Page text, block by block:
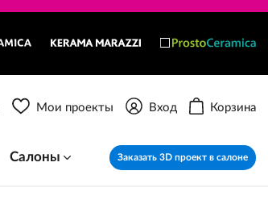
Мои проекты Вход Корзина
Салоны Заказать 3D проект в салоне